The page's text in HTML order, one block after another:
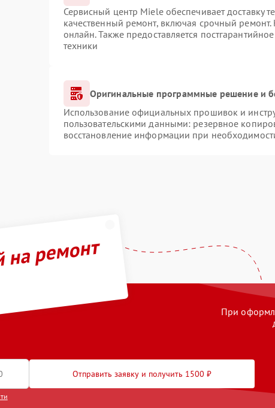
Сервисный центр Miele обеспечивает доставку
качественный ремонт, включая срочный ремонт.
онлайн. Также предоставляется
техники
Оригинальные программные решение и
Использование официальных прошивок и
пользовательскими данными: резервное
восстановление информации при
ремонт
При
Отправить заявку и получить 1500 ₽